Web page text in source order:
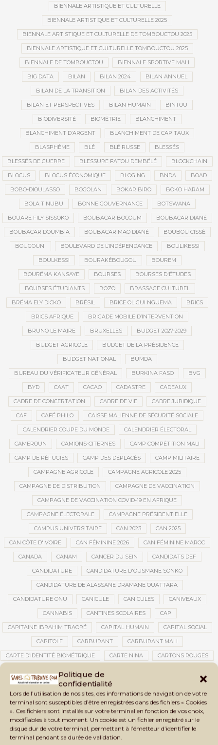
Politique de
confidentialité
Lors de l’utilisation de nos sites, des informations de navigation de votre
terminal sont susceptibles d’être enregistrées dans des fichiers « Cookies
». Ces fichiers sont installés sur votre terminal en fonction de vos choix,
modifiables à tout moment. Un cookie est un fichier enregistré sur le
disque dur de votre terminal, permettant à l’émetteur d’identifier le
terminal pendant sa durée de validation.
BIENNALE ARTISTIQUE ET CULTURELLE
BIENNALE ARTISTIQUE ET CULTURELLE 2025
BIENNALE ARTISTIQUE ET CULTURELLE DE TOMBOUCTOU 2025
BIENNALE ARTISTIQUE ET CULTURELLE TOMBOUCTOU 2025
BIENNALE DE TOMBOUCTOU BIENNALE SPORTIVE MALI
BIG DATA BILAN BILAN 2024 BILAN ANNUEL
BILAN DE LA TRANSITION BILAN DES ACTIVITÉS
BILAN ET PERSPECTIVES BILAN HUMAIN BINTOU
BIODIVERSITÉ BIOMÉTRIE BLANCHIMENT
BLANCHIMENT D’ARGENT BLANCHIMENT DE CAPITAUX
BLASPHÈME BLÉ BLÉ RUSSE BLESSÉS
BLESSÉS DE GUERRE BLESSURE FATOU DEMBÉLÉ BLOCKCHAIN
BLOCUS BLOCUS ÉCONOMIQUE BLOGING BNDA BOAD
BOBO-DIOULASSO BOGOLAN BOKAR BIRO BOKO HARAM
BOLA TINUBU BONNE GOUVERNANCE BOTSWANA
BOUARÉ FILY SISSOKO BOUBACAR BOCOUM BOUBACAR DIANÉ
BOUBACAR DOUMBIA BOUBACAR MAO DIANÉ BOUBOU CISSÉ
BOUGOUNI BOULEVARD DE L’INDÉPENDANCE BOULIKESSI
BOULKESSI BOURAKÉBOUGOU BOUREM
BOURÉMA KANSAYE BOURSES BOURSES D'ÉTUDES
BOURSES ÉTUDIANTS BOZO BRASSAGE CULTUREL
BRÉMA ELY DICKO BRÉSIL BRICE OLIGUI NGUEMA BRICS
BRICS AFRIQUE BRIGADE MOBILE D’INTERVENTION
BRUNO LE MAIRE BRUXELLES BUDGET 2027-2029
BUDGET AGRICOLE BUDGET DE LA PRÉSIDENCE
BUDGET NATIONAL BUMDA
BUREAU DU VÉRIFICATEUR GÉNÉRAL BURKINA FASO BVG
BYD CAAT CACAO CADASTRE CADEAUX
CADRE DE CONCERTATION CADRE DE VIE CADRE JURIDIQUE
CAF CAFÉ PHILO CAISSE MALIENNE DE SÉCURITÉ SOCIALE
CALENDRIER COUPE DU MONDE CALENDRIER ÉLECTORAL
CAMEROUN CAMIONS-CITERNES CAMP COMPÉTITION MALI
CAMP DE RÉFUGIÉS CAMP DES DÉPLACÉS CAMP MILITAIRE
CAMPAGNE AGRICOLE CAMPAGNE AGRICOLE 2025
CAMPAGNE DE DISTRIBUTION CAMPAGNE DE VACCINATION
CAMPAGNE DE VACCINATION COVID-19 EN AFRIQUE
CAMPAGNE ÉLECTORALE CAMPAGNE PRÉSIDENTIELLE
CAMPUS UNIVERSITAIRE CAN 2023 CAN 2025
CAN CÔTE D'IVOIRE CAN FÉMININE 2026 CAN FÉMININE MAROC
CANADA CANAM CANCER DU SEIN CANDIDATS DEF
CANDIDATURE CANDIDATURE D'OUSMANE SONKO
CANDIDATURE DE ALASSANE DRAMANE OUATTARA
CANDIDATURE ONU CANICULE CANICULES CANIVEAUX
CANNABIS CANTINES SCOLAIRES CAP
CAPITAINE IBRAHIM TRAORÉ CAPITAL HUMAIN CAPITAL SOCIAL
CAPITOLE CARBURANT CARBURANT MALI
CARTE D’IDENTITÉ BIOMÉTRIQUE CARTE NINA CARTONS ROUGES
CATASTROPHES CLIMATIQUES
CAUTION 10 000 DOLLARS CAUTION DE VISA CDAT CECOGEC
CEDEAO CÉDÉAO CEI CÉLÉBRATION NATIONALE CEMAC
CEMAPI CEN-SNESUP CENOU CENSURE
CENTRAFRIQUE CENTRALE SOLAIRE